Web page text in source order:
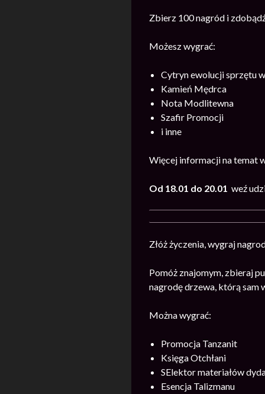
Zbierz 100 nagród i
Możesz wygrać:
Cytryn ewolucji sprzętu
Kamień Mędrca
Nota Modlitewna
Szafir Promocji
i inne
Więcej informacji na temat
Od 18.01 do 20.01 weź
Złóż życzenia, wygraj
Pomóż znajomym, zbieraj
nagrodę drzewa, którą sam
Można wygrać:
Promocja Tanzanit
Księga Otchłani
SElektor materiałów
Esencja Talizmanu